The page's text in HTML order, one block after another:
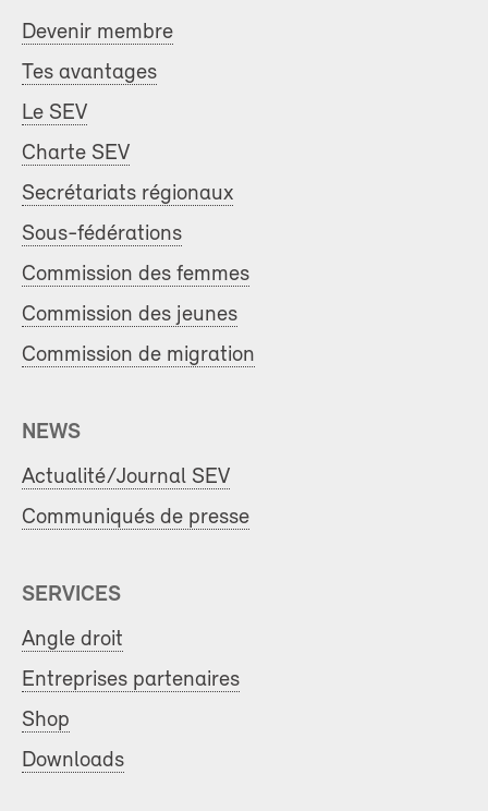
Devenir membre
Tes avantages
Le SEV
Charte SEV
Secrétariats régionaux
Sous-fédérations
Commission des femmes
Commission des jeunes
Commission de migration
NEWS
Actualité/Journal SEV
Communiqués de presse
SERVICES
Angle droit
Entreprises partenaires
Shop
Downloads